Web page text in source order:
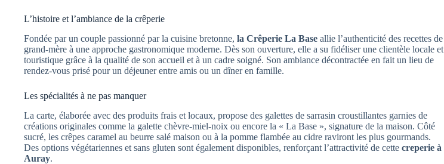
L’histoire et l’ambiance de la crêperie
Fondée par un couple passionné par la cuisine bretonne, la Crêperie La Base allie l’authenticité des recettes de
grand-mère à une approche gastronomique moderne. Dès son ouverture, elle a su fidéliser une clientèle locale et
touristique grâce à la qualité de son accueil et à un cadre soigné. Son ambiance décontractée en fait un lieu de
rendez-vous prisé pour un déjeuner entre amis ou un dîner en famille.
Les spécialités à ne pas manquer
La carte, élaborée avec des produits frais et locaux, propose des galettes de sarrasin croustillantes garnies de
créations originales comme la galette chèvre-miel-noix ou encore la « La Base », signature de la maison. Côté
sucré, les crêpes caramel au beurre salé maison ou à la pomme flambée au cidre raviront les plus gourmands.
Des options végétariennes et sans gluten sont également disponibles, renforçant l’attractivité de cette creperie à
Auray.